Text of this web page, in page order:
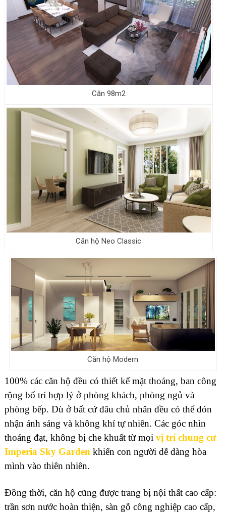
Căn 98m2
Căn hộ Neo Classic
Căn hộ Modern
100% các căn hộ đều có thiết kế mặt thoáng, ban công
rộng bố trí hợp lý ở phòng khách, phòng ngủ và
phòng bếp. Dù ở bất cứ đâu chủ nhân đều có thể đón
nhận ánh sáng và không khí tự nhiên. Các góc nhìn
thoáng đạt, không bị che khuất từ mọi vị trí chung cư
Imperia Sky Gardenkhiến con người dễ dàng hòa
mình vào thiên nhiên.
Đồng thời, căn hộ cũng được trang bị nội thất cao cấp:
trần sơn nước hoàn thiện, sàn gỗ công nghiệp cao cấp,